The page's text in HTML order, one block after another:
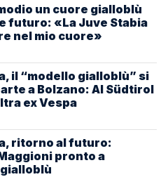
un cuore gialloblù
futuro: «La Juve Stabia
nel mio cuore»
il “modello gialloblù” si
a Bolzano: Al Südtirol
ex Vespa
ritorno al futuro:
pronto a